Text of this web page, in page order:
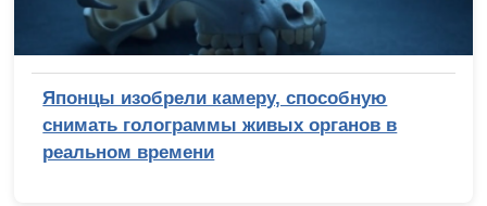
Японцы изобрели камеру, способную
снимать голограммы живых органов в
реальном времени